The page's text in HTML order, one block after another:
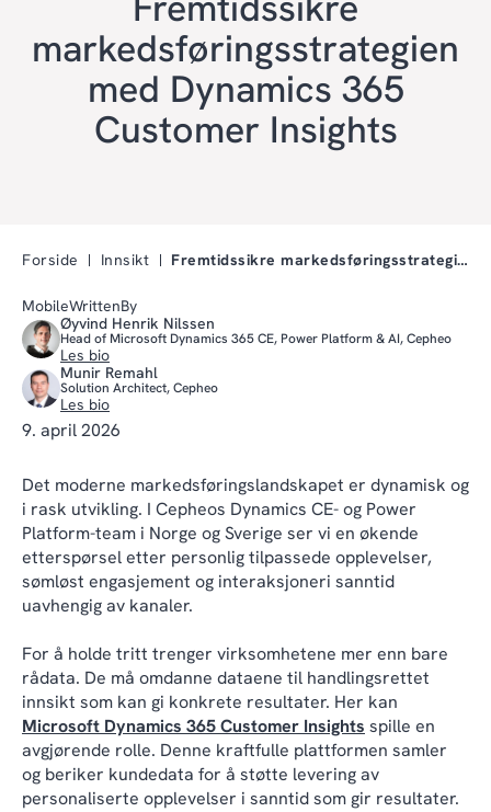
markedsføringsstrategien
med Dynamics 365
Customer Insights
Forside Innsikt Fremtidssikre markedsføringsstrategien med Dynamic…
MobileWrittenBy
Øyvind Henrik Nilssen
Head of Microsoft Dynamics 365 CE, Power Platform & AI, Cepheo
Les bio
Munir Remahl
Solution Architect, Cepheo
Les bio
9. april 2026
Det moderne markedsføringslandskapet er dynamisk og
i rask utvikling. I Cepheos Dynamics CE- og Power
Platform-team i Norge og Sverige ser vi en økende
etterspørsel etter personlig tilpassede opplevelser,
sømløst engasjement og interaksjoneri sanntid
uavhengig av kanaler.
For å holde tritt trenger virksomhetene mer enn bare
rådata. De må omdanne dataene til handlingsrettet
innsikt som kan gi konkrete resultater. Her kan
Microsoft Dynamics 365 Customer Insights spille en
avgjørende rolle. Denne kraftfulle plattformen samler
og beriker kundedata for å støtte levering av
personaliserte opplevelser i sanntid som gir resultater.